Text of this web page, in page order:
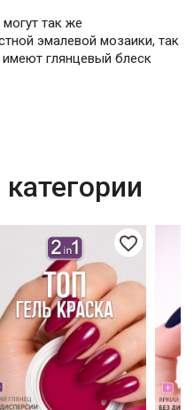
так же
эмалевой мозаики, так
глянцевый блеск
favorite_border